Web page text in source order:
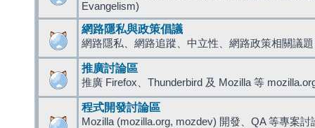
Evangelism)
網路隱私與政策倡議
網路隱私、網路追蹤、中立性、網路政策相關議題
推廣討論區
推廣 Firefox、Thunderbird 及 Mozilla 等
程式開發討論區
Mozilla (mozilla.org, mozdev) 開發、QA 等專案討